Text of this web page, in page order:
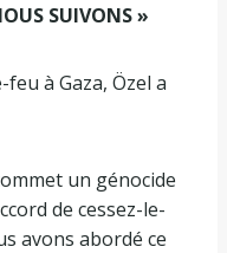
SUIVONS »
à Gaza, Özel a
un génocide
de cessez-le-
avons abordé ce